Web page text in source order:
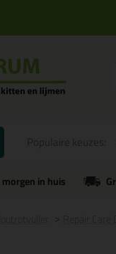
morgen in huis